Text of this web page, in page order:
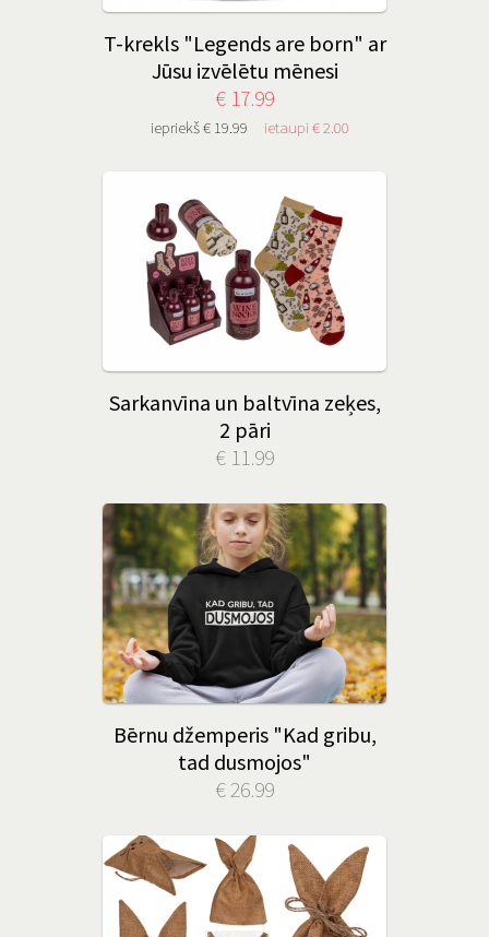
T-krekls "Legends are born" ar
Jūsu izvēlētu mēnesi
€ 17.99
iepriekš € 19.99 ietaupi € 2.00
Sarkanvīna un baltvīna zeķes,
2 pāri
€ 11.99
Bērnu džemperis "Kad gribu,
tad dusmojos"
€ 26.99